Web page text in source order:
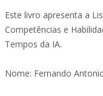
Este livro apresenta a
Competências e
Tempos da IA.
Nome: Fernando